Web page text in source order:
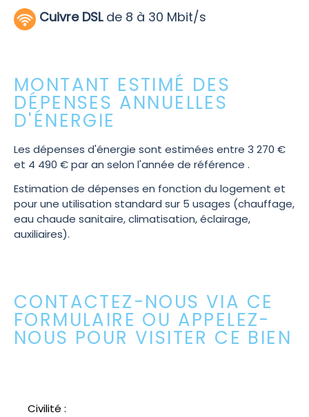
Cuivre DSLde 8 à 30 Mbit/s
MONTANT ESTIMÉ DES
DÉPENSES ANNUELLES
D'ÉNERGIE
Les dépenses d'énergie sont estimées entre 3 270 €
et 4 490 € par an selon l'année de référence .
Estimation de dépenses en fonction du logement et
pour une utilisation standard sur 5 usages (chauffage,
eau chaude sanitaire, climatisation, éclairage,
auxiliaires).
CONTACTEZ-NOUS VIA CE
FORMULAIRE OU APPELEZ-
NOUS POUR VISITER CE BIEN
Civilité :